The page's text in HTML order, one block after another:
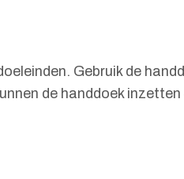
Gebruik de
de handdoek